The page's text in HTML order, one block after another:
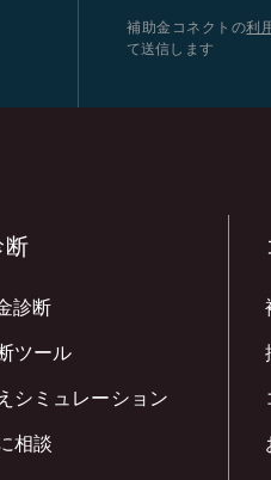
補助金コネクトの利
て送信します
断
診断
ツール
シミュレーション
相談